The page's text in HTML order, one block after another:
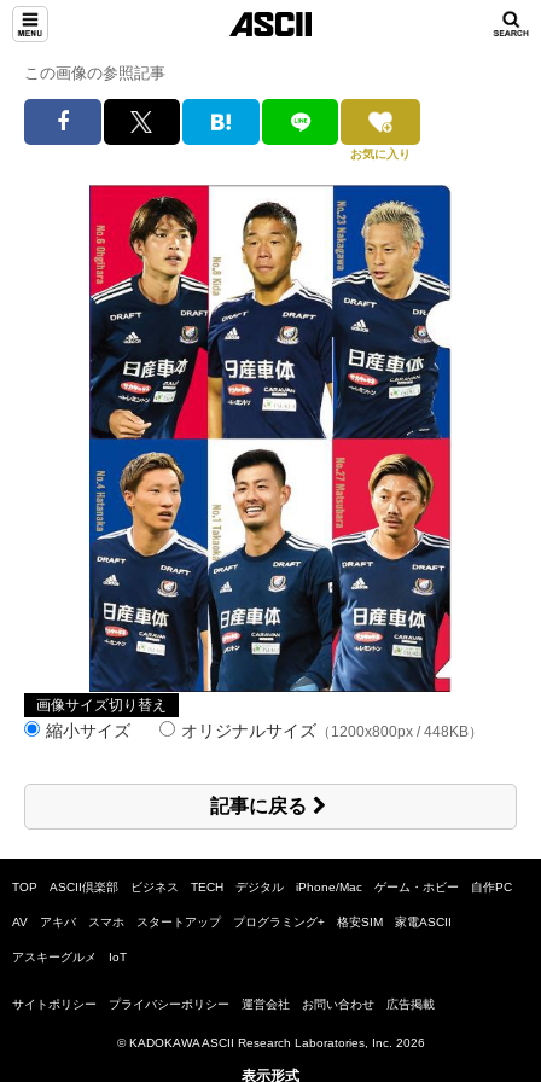
この画像の参照記事
お気に入り
画像サイズ切り替え
縮小サイズ オリジナルサイズ （1200x800px / 448KB）
記事に戻る
TOP ASCII倶楽部 ビジネス TECH デジタル iPhone/Mac ゲーム・ホビー 自作PC
AV アキバ スマホ スタートアップ プログラミング+ 格安SIM 家電ASCII
アスキーグルメ IoT
サイトポリシー プライバシーポリシー 運営会社 お問い合わせ 広告掲載
© KADOKAWA ASCII Research Laboratories, Inc. 2026
表示形式